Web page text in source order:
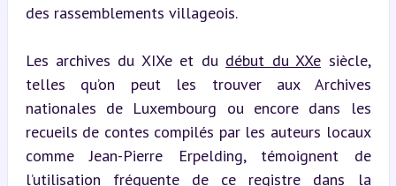
des rassemblements villageois.
Les archives du XIXe et du début du XXe siècle,
telles qu’on peut les trouver aux Archives
nationales de Luxembourg ou encore dans les
recueils de contes compilés par les auteurs locaux
comme Jean-Pierre Erpelding, témoignent de
l’utilisation fréquente de ce registre dans la